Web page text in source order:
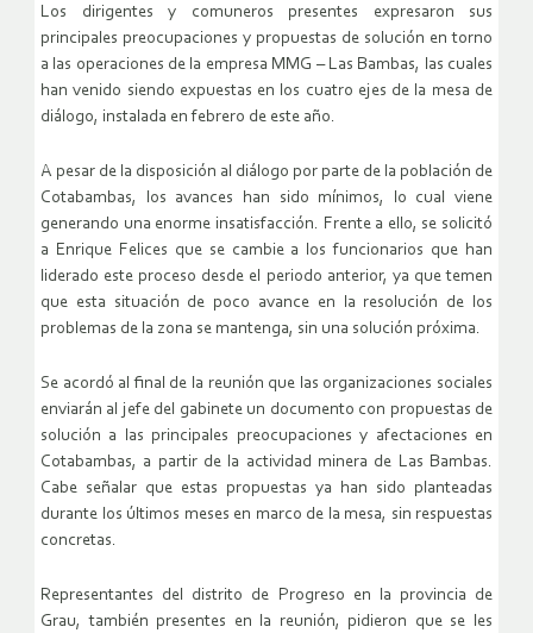
Los dirigentes y comuneros presentes expresaron sus
principales preocupaciones y propuestas de solución en torno
a las operaciones de la empresa MMG – Las Bambas, las cuales
han venido siendo expuestas en los cuatro ejes de la mesa de
diálogo, instalada en febrero de este año.
A pesar de la disposición al diálogo por parte de la población de
Cotabambas, los avances han sido mínimos, lo cual viene
generando una enorme insatisfacción. Frente a ello, se solicitó
a Enrique Felices que se cambie a los funcionarios que han
liderado este proceso desde el periodo anterior, ya que temen
que esta situación de poco avance en la resolución de los
problemas de la zona se mantenga, sin una solución próxima.
Se acordó al final de la reunión que las organizaciones sociales
enviarán al jefe del gabinete un documento con propuestas de
solución a las principales preocupaciones y afectaciones en
Cotabambas, a partir de la actividad minera de Las Bambas.
Cabe señalar que estas propuestas ya han sido planteadas
durante los últimos meses en marco de la mesa, sin respuestas
concretas.
Representantes del distrito de Progreso en la provincia de
Grau, también presentes en la reunión, pidieron que se les